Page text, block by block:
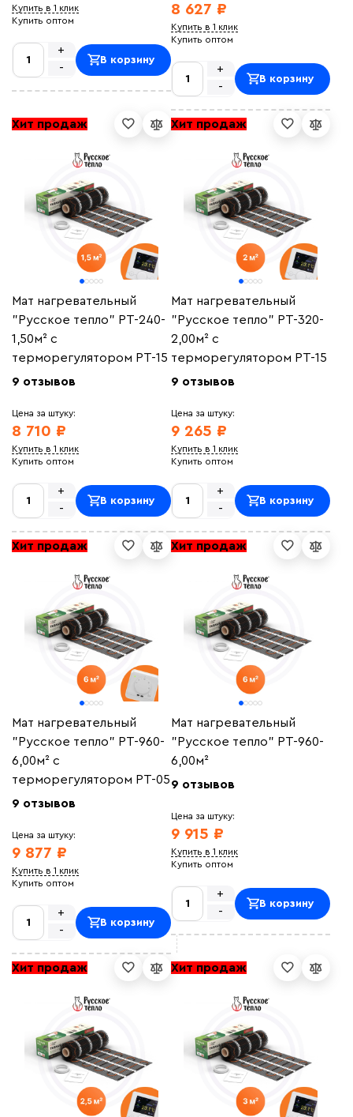
Купить в 1 клик
Купить оптом
-
+
В корзину
8 627 ₽
Купить в 1 клик
Купить оптом
-
+
В корзину
Хит продаж
Мат нагревательный
"Русское тепло" РТ-240-
1,50м² с
терморегулятором РТ-15
9 отзывов
Цена за штуку:
8 710 ₽
Купить в 1 клик
Купить оптом
-
+
В корзину
Хит продаж
Мат нагревательный
"Русское тепло" РТ-320-
2,00м² с
терморегулятором РТ-15
9 отзывов
Цена за штуку:
9 265 ₽
Купить в 1 клик
Купить оптом
-
+
В корзину
Хит продаж
Мат нагревательный
"Русское тепло" РТ-960-
6,00м² с
терморегулятором РТ-05
9 отзывов
Цена за штуку:
9 877 ₽
Купить в 1 клик
Купить оптом
-
+
В корзину
Хит продаж
Мат нагревательный
"Русское тепло" РТ-960-
6,00м²
9 отзывов
Цена за штуку:
9 915 ₽
Купить в 1 клик
Купить оптом
-
+
В корзину
Хит продаж Хит продаж